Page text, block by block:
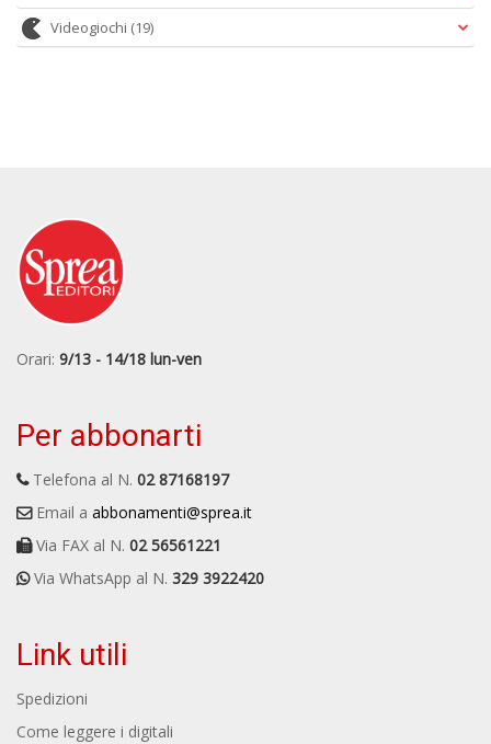
Videogiochi (19)
Orari: 9/13 - 14/18 lun-ven
Per abbonarti
Telefona al N. 02 87168197
Email a abbonamenti@sprea.it
Via FAX al N. 02 56561221
Via WhatsApp al N. 329 3922420
Link utili
Spedizioni
Come leggere i digitali